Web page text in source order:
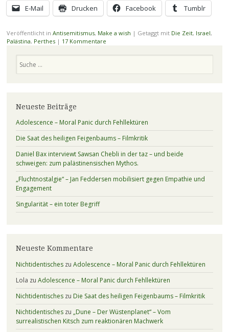
E-Mail Drucken Facebook Tumblr
Veröffentlicht in Antisemitismus, Make a wish | Getaggt mit Die Zeit, Israel,
Palästina, Perthes | 17 Kommentare
Neueste Beiträge
Adolescence – Moral Panic durch Fehllektüren
Die Saat des heiligen Feigenbaums – Filmkritik
Daniel Bax interviewt Sawsan Chebli in der taz – und beide
schweigen: zum palästinensischen Mythos.
„Fluchtnostalgie“ – Jan Feddersen mobilisiert gegen Empathie und
Engagement
Singularität – ein toter Begriff
Neueste Kommentare
Nichtidentischeszu Adolescence – Moral Panic durch Fehllektüren
Lola zu Adolescence – Moral Panic durch Fehllektüren
Nichtidentischeszu Die Saat des heiligen Feigenbaums – Filmkritik
Nichtidentischeszu „Dune – Der Wüstenplanet“ – Vom
surrealistischen Kitsch zum reaktionären Machwerk